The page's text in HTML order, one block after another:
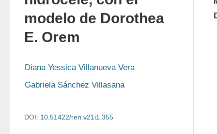
modelo de Dorothea
E. Orem
Diana Yessica Villanueva Vera
Gabriela Sánchez Villasana
DOI: 10.51422/ren.v21i1.355